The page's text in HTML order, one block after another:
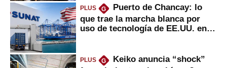
PLUS G
Puerto de Chancay: lo
que trae la marcha blanca por
uso de tecnología de EE.UU. en
PLUS G
Keiko anuncia “shock”